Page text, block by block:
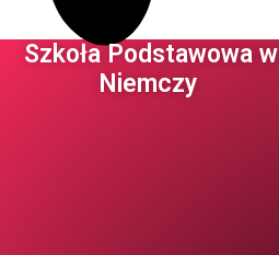
Szkoła Podstawowa w
Niemczy ​